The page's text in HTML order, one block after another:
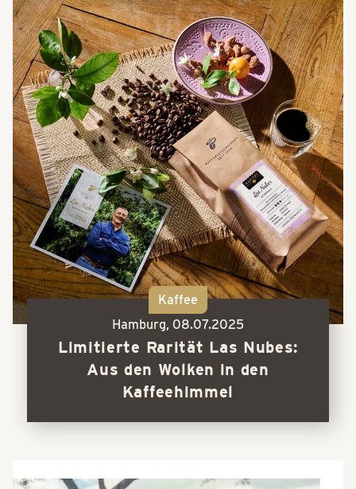
Kaffee
Hamburg, 08.07.2025
Limitierte Rarität Las Nubes:
Aus den Wolken in den
Kaffeehimmel